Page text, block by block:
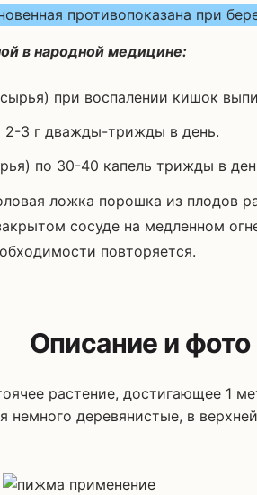
противопоказана при
в народной медицине:
при воспалении кишок
3 г дважды-трижды в день.
по 30-40 капель трижды в
ложка порошка из плодов
сосуде на медленном
повторяется.
Описание и
растение, достигающее 1
деревянистые, в